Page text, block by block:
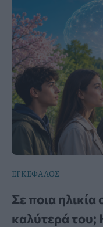
ΕΓΚΕΦΑΛΟΣ
Σε ποια ηλικία
καλύτερά του;